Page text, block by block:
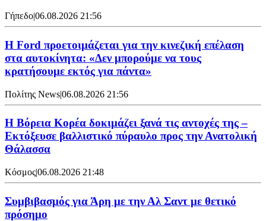
Γήπεδο|06.08.2026 21:56
Η Ford προετοιμάζεται για την κινεζική επέλαση
στα αυτοκίνητα: «Δεν μπορούμε να τους
κρατήσουμε εκτός για πάντα»
Πολίτης News|06.08.2026 21:56
Η Βόρεια Κορέα δοκιμάζει ξανά τις αντοχές της –
Εκτόξευσε βαλλιστικό πύραυλο προς την Ανατολική
Θάλασσα
Κόσμος|06.08.2026 21:48
Συμβιβασμός για Άρη με την Αλ Σαντ με θετικό
πρόσημο